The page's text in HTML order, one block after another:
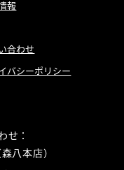
報
合わせ
バシーポリシー
せ：
森八本店）